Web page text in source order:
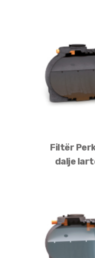
Filtër
dalje